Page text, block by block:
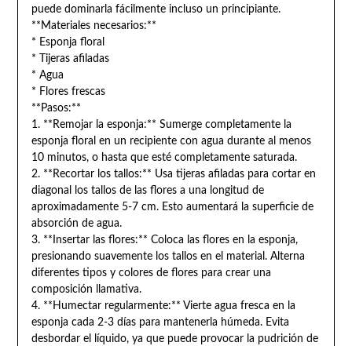
puede dominarla fácilmente incluso un principiante.
**Materiales necesarios:**
* Esponja floral
* Tijeras afiladas
* Agua
* Flores frescas
**Pasos:**
1. **Remojar la esponja:** Sumerge completamente la
esponja floral en un recipiente con agua durante al menos
10 minutos, o hasta que esté completamente saturada.
2. **Recortar los tallos:** Usa tijeras afiladas para cortar en
diagonal los tallos de las flores a una longitud de
aproximadamente 5-7 cm. Esto aumentará la superficie de
absorción de agua.
3. **Insertar las flores:** Coloca las flores en la esponja,
presionando suavemente los tallos en el material. Alterna
diferentes tipos y colores de flores para crear una
composición llamativa.
4. **Humectar regularmente:** Vierte agua fresca en la
esponja cada 2-3 días para mantenerla húmeda. Evita
desbordar el líquido, ya que puede provocar la pudrición de